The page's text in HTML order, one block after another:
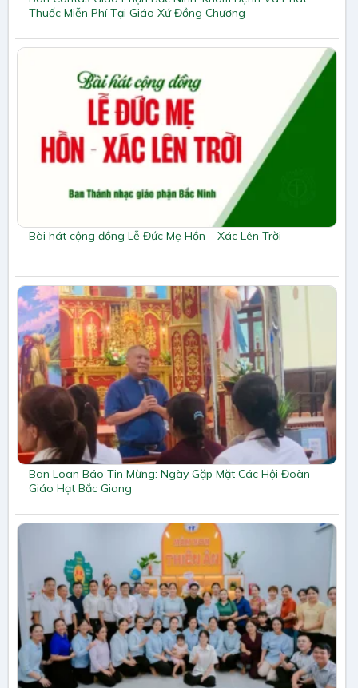
Thuốc Miễn Phí Tại Giáo Xứ Đồng Chương
Bài hát cộng đồng Lễ Đức Mẹ Hồn – Xác Lên Trời
Ban Loan Báo Tin Mừng: Ngày Gặp Mặt Các Hội Đoàn
Giáo Hạt Bắc Giang